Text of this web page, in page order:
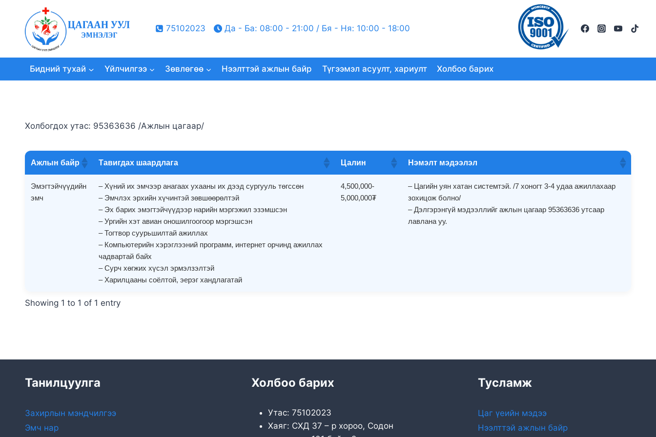
content
75102023 Да - Ба: 08:00 - 21:00 / Бя - Ня: 10:00 - 18:00
Бидний тухай Үйлчилгээ Зөвлөгөө Нээлттэй ажлын байр Түгээмэл асуулт, хариулт Холбоо барих
Холбогдох утас: 95363636 /Ажлын цагаар/
Ажлын байр Тавигдах шаардлага Цалин Нэмэлт мэдээлэл
Эмэгтэйчүүдийн
эмч
– Хүний их эмчээр анагаах ухааны их дээд сургууль төгссөн
– Эмчлэх эрхийн хүчинтэй зөвшөөрөлтэй
– Эх барих эмэгтэйчүүдээр нарийн мэргэжил эзэмшсэн
– Ургийн хэт авиан оношилгоогоор мэргэшсэн
– Тогтвор суурьшилтай ажиллах
– Компьютерийн хэрэглээний программ, интернет орчинд ажиллах
чадвартай байх
– Сурч хөгжих хүсэл эрмэлзэлтэй
– Харилцааны соёлтой, эерэг хандлагатай
4,500,000-
5,000,000₮
– Цагийн уян хатан системтэй. /7 хоногт 3-4 удаа ажиллахаар
зохицож болно/
– Дэлгэрэнгүй мэдээллийг ажлын цагаар 95363636 утсаар
лавлана уу.
Showing 1 to 1 of 1 entry
Танилцуулга
Захирлын мэндчилгээ
Эмч нар
Холбоо барих
Утас: 75102023
Хаяг: СХД 37 – р хороо, Содон
Тусламж
Цаг үеийн мэдээ
Нээлттэй ажлын байр